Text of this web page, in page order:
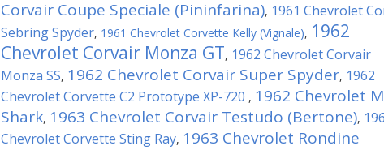
Corvair Coupe Speciale (Pininfarina), 1961 Chevrolet
Sebring Spyder, 1961 Chevrolet Corvette Kelly (Vignale), 1962
Chevrolet Corvair Monza GT, 1962 Chevrolet Corvair
Monza SS, 1962 Chevrolet Corvair Super Spyder, 1962
Chevrolet Corvette C2 Prototype XP-720 , 1962 Chevrolet
Shark, 1963 Chevrolet Corvair Testudo (Bertone),
Chevrolet Corvette Sting Ray, 1963 Chevrolet Rondine